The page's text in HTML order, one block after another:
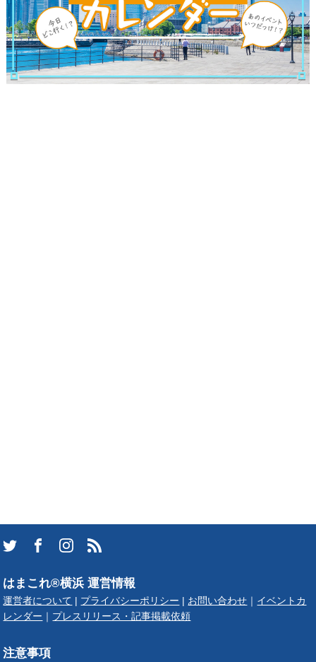
はまこれ®横浜 運営情報
運営者について プライバシーポリシー お問い合わせ
イベントカ
レンダー
プレスリリース・記事掲載依頼
注意事項